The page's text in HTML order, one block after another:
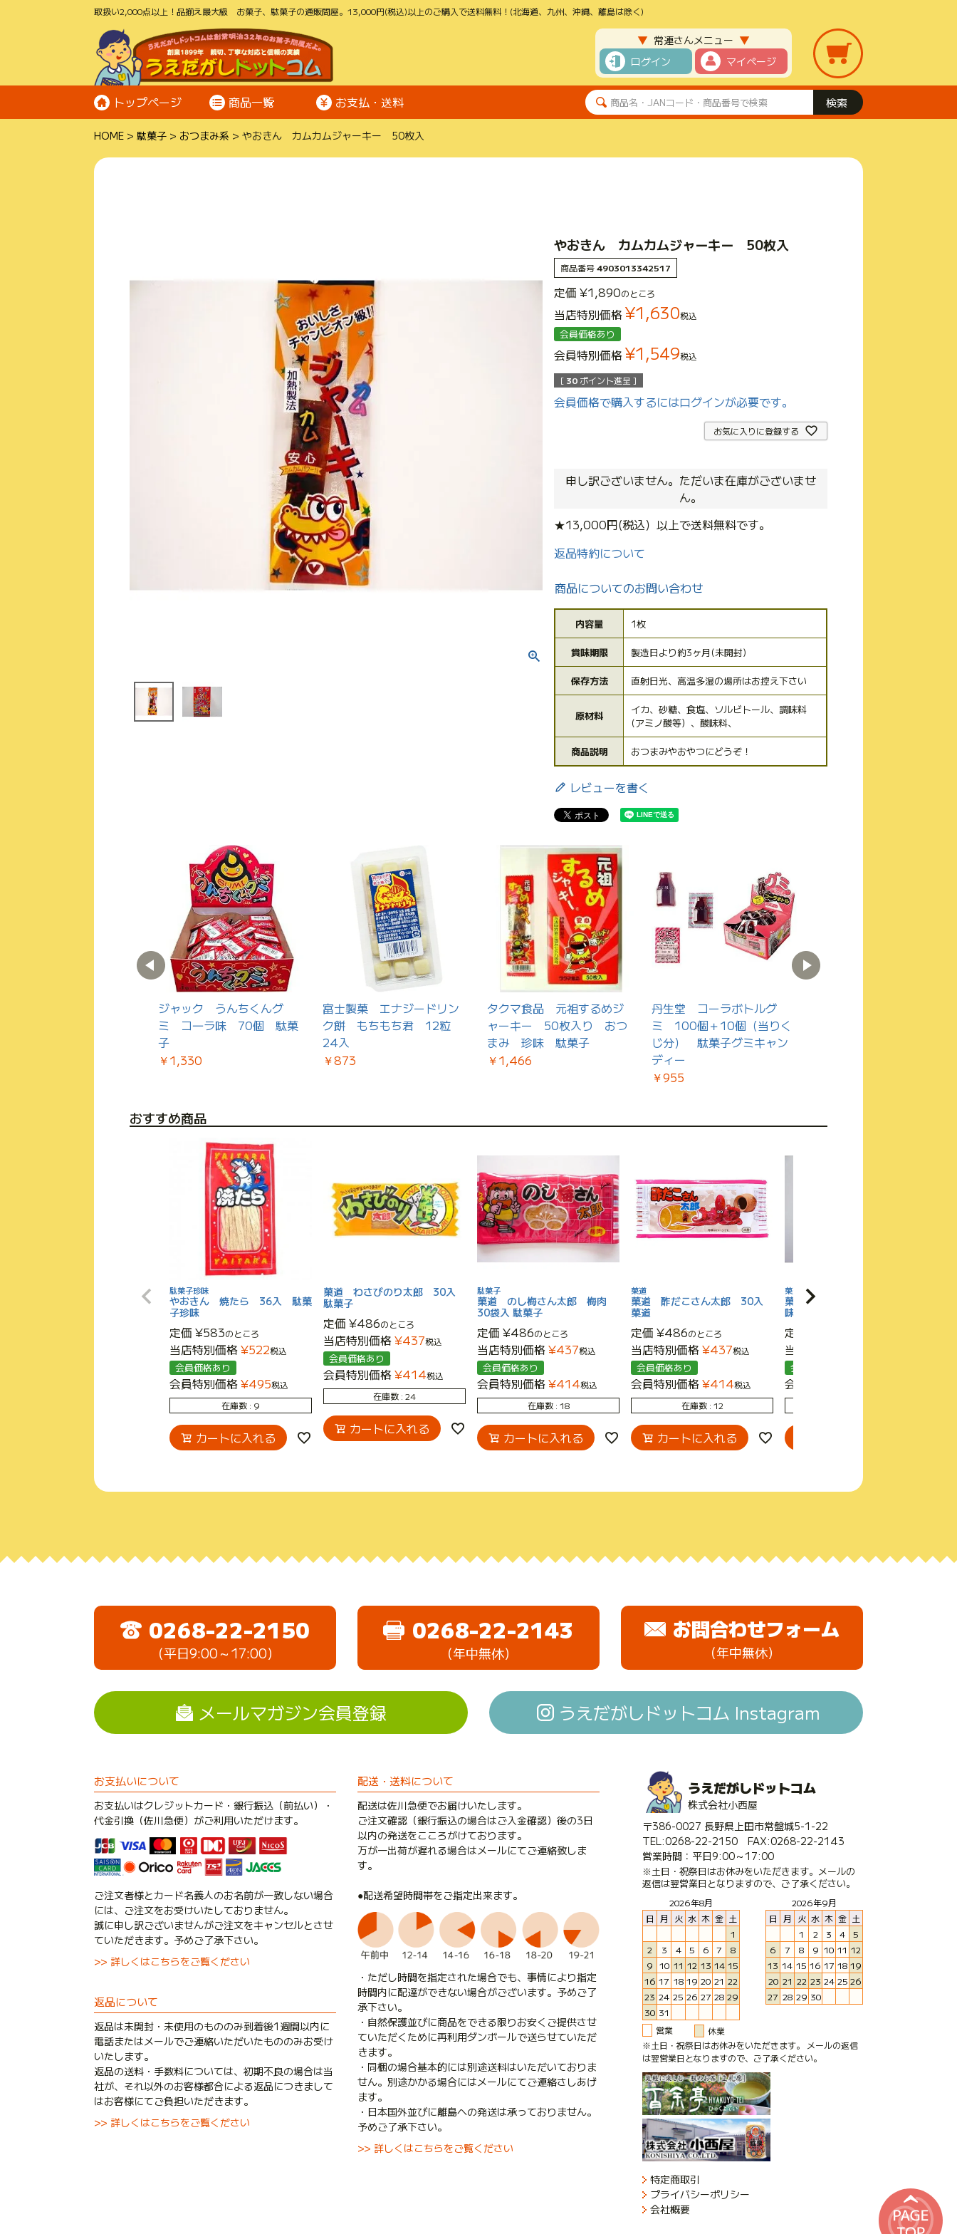
取扱い2,000点以上！品揃え最大級 お菓子、駄菓子の通販問屋。13,000円(税込)以上のご購入で送料無料！(北海道、九州、沖縄、離島は除く)
▼ 常連さんメニュー ▼
ログイン マイページ
トップページ 商品一覧 お支払・送料
HOME 駄菓子 おつまみ系 やおきん カムカムジャーキー 50枚入
やおきん カムカムジャーキー 50枚入
商品番号4903013342517
定価 ¥1,890のところ
当店特別価格¥1,630税込
会員価格あり
会員特別価格¥1,549税込
[ 30 ポイント進呈 ]
会員価格で購入するにはログインが必要です。
お気に入りに登録する
申し訳ございません。ただいま在庫がございませ
ん。
★13,000円(税込）以上で送料無料です。
返品特約について
商品についてのお問い合わせ
内容量 1枚
賞味期限 製造日より約3ヶ月(未開封)
保存方法 直射日光、高温多湿の場所はお控え下さい
原材料
イカ、砂糖、食塩、ソルビトール、調味料
(アミノ酸等）、酸味料、
商品説明 おつまみやおやつにどうぞ！
レビューを書く
ジャック うんちくんグ
ミ コ―ラ味 70個 駄菓
子
￥1,330
富士製菓 エナジードリン
ク餅 もちもち君 12粒
24入
￥873
タクマ食品 元祖するめジ
ャーキー 50枚入り おつ
まみ 珍味 駄菓子
￥1,466
丹生堂 コーラボトルグ
ミ 100個＋10個（当りく
じ分） 駄菓子グミキャン
ディー
￥955
おすすめ商品
駄菓子珍味
やおきん 焼たら 36入 駄菓
子珍味
定価 ¥583のところ
当店特別価格¥522税込
会員価格あり
会員特別価格¥495税込
在庫数 9
カートに入れる
菓道 わさびのり太郎 30入
駄菓子
定価 ¥486のところ
当店特別価格¥437税込
会員価格あり
会員特別価格¥414税込
在庫数 24
カートに入れる
駄菓子
菓道 のし梅さん太郎 梅肉
30袋入 駄菓子
定価 ¥486のところ
当店特別価格¥437税込
会員価格あり
会員特別価格¥414税込
在庫数 18
カートに入れる
菓道
菓道 酢だこさん太郎 30入
菓道
定価 ¥486のところ
当店特別価格¥437税込
会員価格あり
会員特別価格¥414税込
在庫数 12
カートに入れる
菓道・駄菓子珍味
菓道 甘いか太郎（メンタイ風
味） 30入 駄菓子珍味
定価
当店特別価格
会員価格あり
会員特別価格
0268-22-2150
（平日9:00～17:00）
0268-22-2143
（年中無休）
お問合わせフォーム
（年中無休）
メールマガジン会員登録 うえだがしドットコム Instagram
お支払いについて
お支払いはクレジットカード・銀行振込（前払い）・
代金引換（佐川急便）がご利用いただけます。
ご注文者様とカード名義人のお名前が一致しない場合
には、ご注文をお受けいたしておりません。
誠に申し訳ございませんがご注文をキャンセルとさせ
ていただきます。予めご了承下さい。
>> 詳しくはこちらをご覧ください
返品について
返品は未開封・未使用のもののみ到着後1週間以内に
電話またはメールでご連絡いただいたもののみお受け
いたします。
返品の送料・手数料については、初期不良の場合は当
社が、それ以外のお客様都合による返品につきまして
はお客様にてご負担いただきます。
>> 詳しくはこちらをご覧ください
配送・送料について
配送は佐川急便でお届けいたします。
ご注文確認（銀行振込の場合はご入金確認）後の3日
以内の発送をこころがけております。
万が一出荷が遅れる場合はメールにてご連絡致しま
す。
●配送希望時間帯をご指定出来ます。
・ただし時間を指定された場合でも、事情により指定
時間内に配達ができない場合がございます。予めご了
承下さい。
・自然保護並びに商品をできる限りお安くご提供させ
ていただくために再利用ダンボールで送らせていただ
きます。
・同梱の場合基本的には別途送料はいただいておりま
せん。別途かかる場合にはメールにてご連絡さしあげ
ます。
・日本国外並びに離島への発送は承っておりません。
予めご了承下さい。
>> 詳しくはこちらをご覧ください
うえだがしドットコム
株式会社小西屋
〒386-0027 長野県上田市常盤城5-1-22
TEL:0268-22-2150 FAX:0268-22-2143
営業時間：平日9:00～17:00
※土日・祝祭日はお休みをいただきます。メールの
返信は翌営業日となりますので、ご了承ください。
2026年8月
日
月 火 水 木 金 土
1
2
3 4 5 6 7
8
9 10 11 12 13 14 15
16 17 18 19 20 21 22
23 24 25 26 27 28 29
30 31
2026年9月
日
月 火 水 木 金 土
1
2 3 4
5
6
7 8 9 10 11 12
13 14 15 16 17 18 19
20 21 22 23 24 25 26
27 28 29 30
営業
休業
※土日・祝祭日はお休みをいただきます。 メールの返信
は翌営業日となりますので、ご了承ください。
特定商取引
プライバシーポリシー
会社概要